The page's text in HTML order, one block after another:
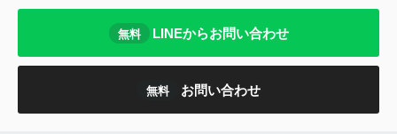
無料 LINEからお問い合わせ
無料 お問い合わせ